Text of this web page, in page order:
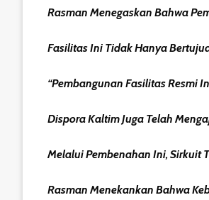
Rasman Menegaskan Bahwa
Fasilitas Ini Tidak Hanya
“Pembangunan Fasilitas Resmi
Dispora Kaltim Juga Telah
Melalui Pembenahan Ini, Sirkuit
Rasman Menekankan Bahwa